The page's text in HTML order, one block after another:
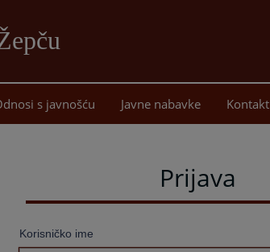
sadržaj
s javnošću Javne nabavke Kontakt
Prijava
Korisničko ime